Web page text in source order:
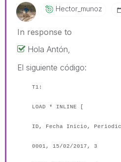
Hector_munoz
In response to
Hola Antón,
El siguiente código:
T1:
LOAD * INLINE [
ID, Fecha Inicio,
0001, 15/02/2017, 3